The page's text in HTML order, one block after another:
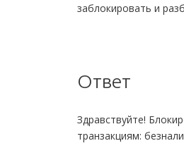
заблокировать и
Ответ
Здравствуйте!
транзакциям: